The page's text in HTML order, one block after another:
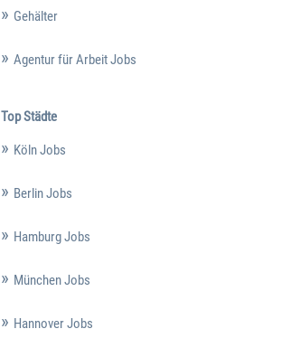
Gehälter
Agentur für Arbeit Jobs
Top Städte
Köln Jobs
Berlin Jobs
Hamburg Jobs
München Jobs
Hannover Jobs